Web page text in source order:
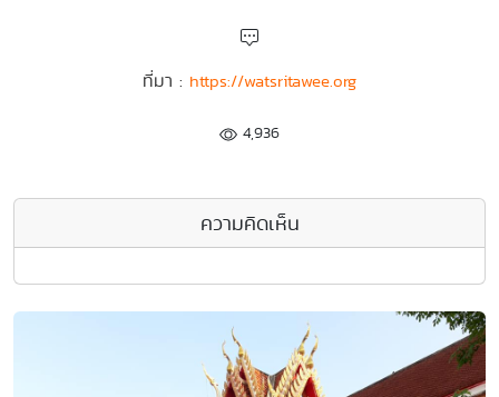
ที่มา : https://watsritawee.org
4,936
ความคิดเห็น